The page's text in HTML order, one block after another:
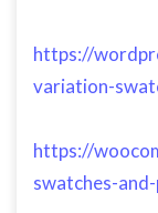
https://
variation-
https://
swatches-